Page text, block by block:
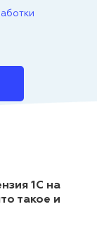
1С на
такое и